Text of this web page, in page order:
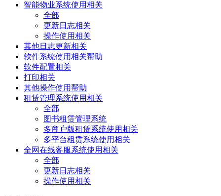
智能物业系统使用相关
全部
更新日志相关
操作使用相关
其他日志更新相关
软件系统使用相关帮助
软件配置相关
打印相关
其他操作使用帮助
租赁管理系统使用相关
全部
图书租赁管理系统
多商户版租赁系统使用相关
多平台租赁系统使用相关
全网在线客服系统使用相关
全部
更新日志相关
操作使用相关